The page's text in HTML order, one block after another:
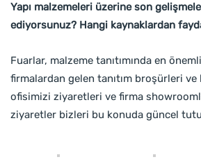
Yapı malzemeleri üzerine son
ediyorsunuz? Hangi kaynaklardan
Fuarlar, malzeme tanıtımında en
firmalardan gelen tanıtım broşürleri ve
ofisimizi ziyaretleri ve firma
ziyaretler bizleri bu konuda güncel